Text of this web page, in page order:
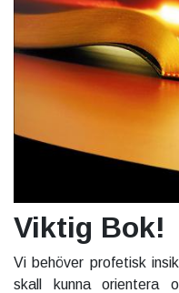
Viktig Bok!
Vi behöver profetisk
skall kunna